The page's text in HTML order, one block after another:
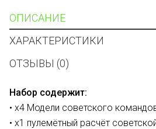
ОПИСАНИЕ
ХАРАКТЕРИСТИКИ
ОТЗЫВЫ (0)
Набор содержит:
• х4 Модели советского
• х1 пулемётный расчёт